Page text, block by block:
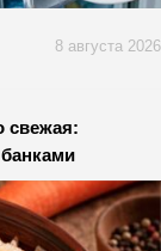
8 августа 2026
свежая: